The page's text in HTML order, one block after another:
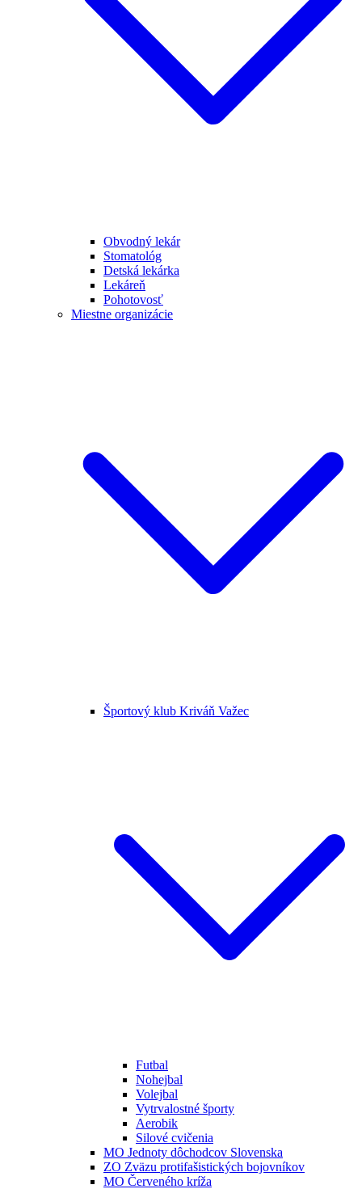
Obvodný lekár
Stomatológ
Detská lekárka
Lekáreň
Pohotovosť
Miestne organizácie
Športový klub Kriváň Važec
Futbal
Nohejbal
Volejbal
Vytrvalostné športy
Aerobik
Silové cvičenia
MO Jednoty dôchodcov Slovenska
ZO Zväzu protifašistických bojovníkov
MO Červeného kríža